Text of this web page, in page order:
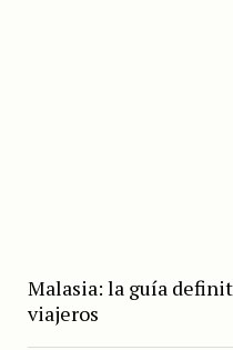
Malasia: la guía
viajeros